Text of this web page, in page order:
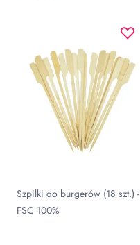
Szpilki do burgerów (18 szt.) -
FSC 100%